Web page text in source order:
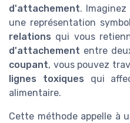
d'attachement. Imaginez
une représentation
relations qui vous
d'attachement entre
coupant, vous pouvez
lignes toxiques qui
alimentaire.
Cette méthode appelle à